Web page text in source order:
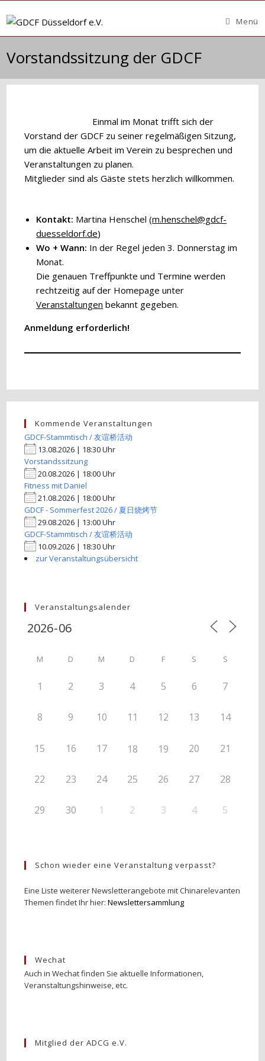
Inhalt
Menü
Vorstandssitzung der GDCF
Einmal im Monat trifft sich der
Vorstand der GDCF zu seiner regelmäßigen Sitzung,
um die aktuelle Arbeit im Verein zu besprechen und
Veranstaltungen zu planen.
Mitglieder sind als Gäste stets herzlich willkommen.
Kontakt: Martina Henschel (m.henschel@gdcf-
duesseldorf.de)
Wo + Wann: In der Regel jeden 3. Donnerstag im
Monat.
Die genauen Treffpunkte und Termine werden
rechtzeitig auf der Homepage unter
Veranstaltungen bekannt gegeben.
Anmeldung erforderlich!
Kommende Veranstaltungen
GDCF-Stammtisch / 友谊桥活动
13.08.2026 | 18:30 Uhr
Vorstandssitzung
20.08.2026 | 18:00 Uhr
Fitness mit Daniel
21.08.2026 | 18:00 Uhr
GDCF - Sommerfest 2026 / 夏日烧烤节
29.08.2026 | 13:00 Uhr
GDCF-Stammtisch / 友谊桥活动
10.09.2026 | 18:30 Uhr
zur Veranstaltungsübersicht
Veranstaltungsalender
M D M D F S S
1 2 3 4 5 6 7
8 9 10 11 12 13 14
15 16 17 18 19 20 21
22 23 24 25 26 27 28
29 30 1 2 3 4 5
Schon wieder eine Veranstaltung verpasst?
Eine Liste weiterer Newsletterangebote mit Chinarelevanten
Themen findet Ihr hier:Newslettersammlung
Wechat
Auch in Wechat finden Sie aktuelle Informationen,
Veranstaltungshinweise, etc.
Mitglied der ADCG e.V.